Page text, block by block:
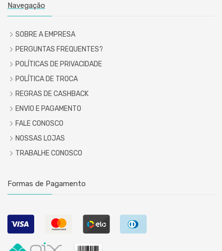
Navegação
SOBRE A EMPRESA
PERGUNTAS FREQUENTES?
POLÍTICAS DE PRIVACIDADE
POLÍTICA DE TROCA
REGRAS DE CASHBACK
ENVIO E PAGAMENTO
FALE CONOSCO
NOSSAS LOJAS
TRABALHE CONOSCO
Formas de Pagamento